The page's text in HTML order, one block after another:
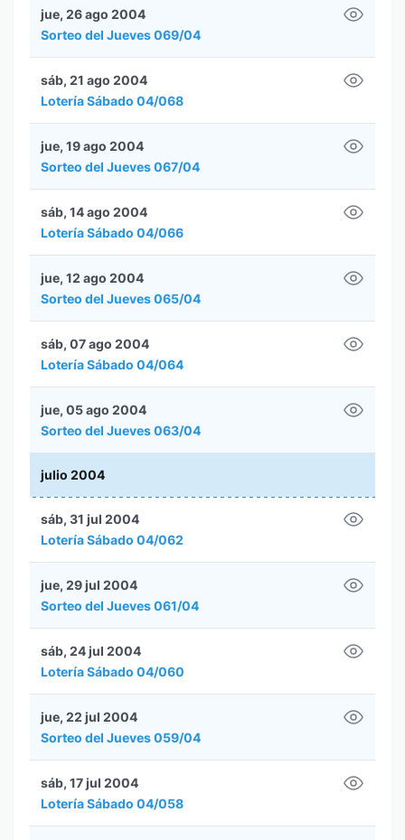
Sorteo del Jueves 069/04
jue, 26 ago 2004
Lotería Sábado 04/068
sáb, 21 ago 2004
Sorteo del Jueves 067/04
jue, 19 ago 2004
Lotería Sábado 04/066
sáb, 14 ago 2004
Sorteo del Jueves 065/04
jue, 12 ago 2004
Lotería Sábado 04/064
sáb, 07 ago 2004
Sorteo del Jueves 063/04
jue, 05 ago 2004
julio 2004
Lotería Sábado 04/062
sáb, 31 jul 2004
Sorteo del Jueves 061/04
jue, 29 jul 2004
Lotería Sábado 04/060
sáb, 24 jul 2004
Sorteo del Jueves 059/04
jue, 22 jul 2004
Lotería Sábado 04/058
sáb, 17 jul 2004